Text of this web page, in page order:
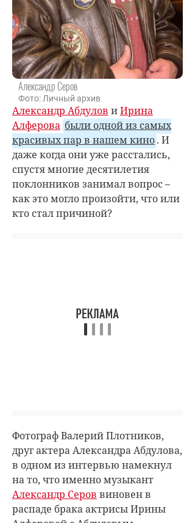
Александр Серов
Фото: Личный архив
Александр Абдулов иИрина
Алферова были одной из самых
красивых пар в нашем кино. И
даже когда они уже расстались,
спустя многие десятилетия
поклонников занимал вопрос –
как это могло произойти, что или
кто стал причиной?
Фотограф Валерий Плотников,
друг актера Александра Абдулова,
в одном из интервью намекнул
на то, что именно музыкант
Александр Серов виновен в
распаде брака актрисы Ирины